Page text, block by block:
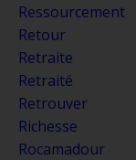
Ressourcement
Retour
Retraite
Retraité
Retrouver
Richesse
Rocamadour